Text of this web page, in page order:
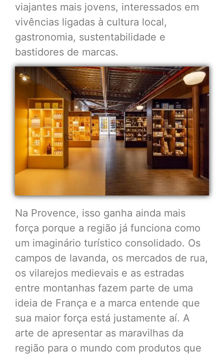
viajantes mais jovens, interessados em
vivências ligadas à cultura local,
gastronomia, sustentabilidade e
bastidores de marcas.
Na Provence, isso ganha ainda mais
força porque a região já funciona como
um imaginário turístico consolidado. Os
campos de lavanda, os mercados de rua,
os vilarejos medievais e as estradas
entre montanhas fazem parte de uma
ideia de França e a marca entende que
sua maior força está justamente aí. A
arte de apresentar as maravilhas da
região para o mundo com produtos que